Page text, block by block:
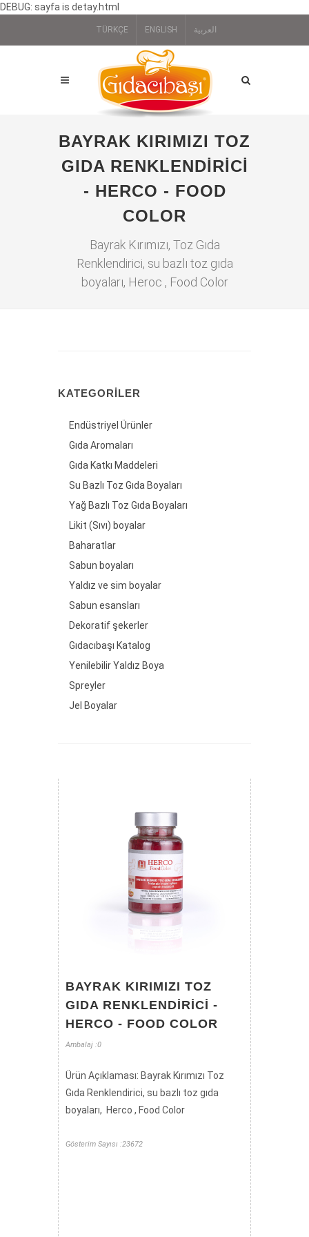
DEBUG: sayfa is detay.html
TÜRKÇE ENGLISH العربية
BAYRAK KIRIMIZI TOZ
GIDA RENKLENDIRICI
- HERCO - FOOD
COLOR
Bayrak Kırımızı, Toz Gıda
Renklendirici, su bazlı toz gıda
boyaları, Heroc , Food Color
KATEGORILER
Endüstriyel Ürünler
Gıda Aromaları
Gıda Katkı Maddeleri
Su Bazlı Toz Gıda Boyaları
Yağ Bazlı Toz Gıda Boyaları
Likit (Sıvı) boyalar
Baharatlar
Sabun boyaları
Yaldız ve sim boyalar
Sabun esansları
Dekoratif şekerler
Gıdacıbaşı Katalog
Yenilebilir Yaldız Boya
Spreyler
Jel Boyalar
BAYRAK KIRIMIZI TOZ
GIDA RENKLENDIRICI -
HERCO - FOOD COLOR
Ambalaj :0
Ürün Açıklaması: Bayrak Kırımızı Toz
Gıda Renklendirici, su bazlı toz gıda
boyaları, Herco , Food Color
Gösterim Sayısı :23672